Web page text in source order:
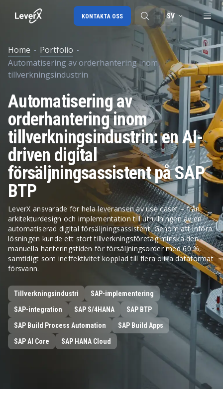
SAP-konsulttjänster
SAP EWM
SV
KONTAKTA OSS
Home
Portfolio
Automatisering av orderhantering inom
tillverkningsindustrin
Automatisering av
orderhantering inom
tillverkningsindustrin: en AI-
driven digital
försäljningsassistent på SAP
BTP
LeverX ansvarade för hela leveransen av use caset – från
arkitekturdesign och implementation till utrullningen av en
automatiserad digital försäljningsassistent. Genom att införa
lösningen kunde ett stort tillverkningsföretag minska den
manuella hanteringstiden för försäljningsorder med 60 %,
samtidigt som ineffektivitet kopplad till flera olika dataformat
försvann.
Tillverkningsindustri
SAP-implementering
SAP-integration
SAP S/4HANA
SAP BTP
SAP Build Process Automation
SAP Build Apps
SAP AI Core
SAP HANA Cloud